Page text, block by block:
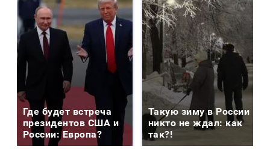
Где будет встреча
президентов США и
России: Европа?
Такую зиму в России
никто не ждал: как
так?!